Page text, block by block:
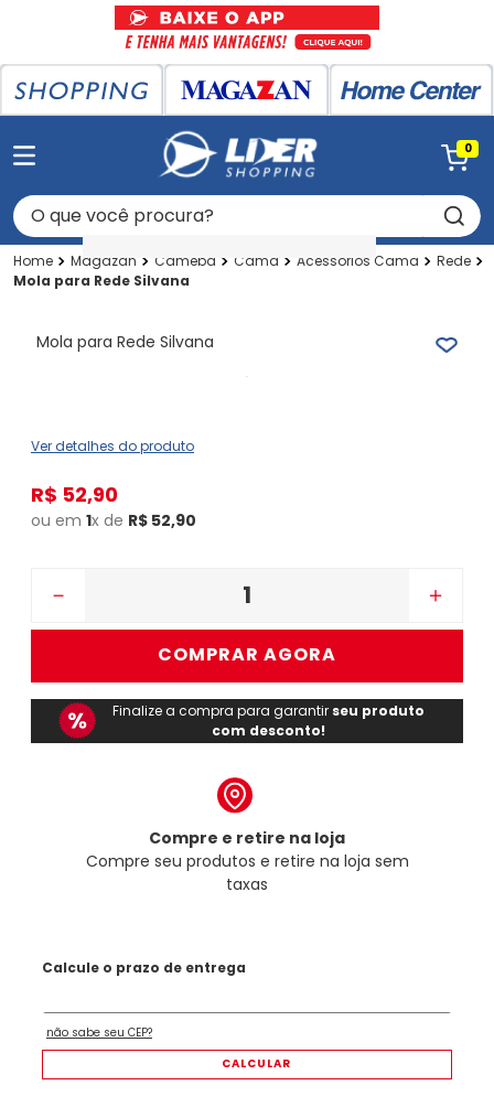
0
O que você procura?
Magazan Cameba Cama Acessorios Cama
Rede
Mola para Rede Silvana
Mola para Rede Silvana
Ver detalhes do produto
R$ 52,90
ou em 1x de R$ 52,90
＋
－
COMPRAR AGORA
Finalize a compra para garantir seu produto
com desconto!
Compre e retire na loja
Compre seu produtos e retire na loja sem
taxas